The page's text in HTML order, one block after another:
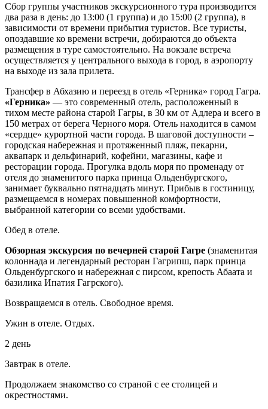
Сбор группы участников экскурсионного тура производится
два раза в день: до 13:00 (1 группа) и до 15:00 (2 группа), в
зависимости от времени прибытия туристов. Все туристы,
опоздавшие ко времени встречи, добираются до объекта
размещения в туре самостоятельно. На вокзале встреча
осуществляется у центрального выхода в город, в аэропорту
на выходе из зала прилета.
Трансфер в Абхазию и переезд в отель «Герника» город Гагра.
«Герника» — это современный отель, расположенный в
тихом месте района старой Гагры, в 30 км от Адлера и всего в
150 метрах от берега Черного моря. Отель находится в самом
«сердце» курортной части города. В шаговой доступности –
городская набережная и протяженный пляж, пекарни,
аквапарк и дельфинарий, кофейни, магазины, кафе и
ресторации города. Прогулка вдоль моря по променаду от
отеля до знаменитого парка принца Ольденбургского,
занимает буквально пятнадцать минут. Прибыв в гостиницу,
размещаемся в номерах повышенной комфортности,
выбранной категории со всеми удобствами.
Обед в отеле.
Обзорная экскурсия по вечерней старой Гагре (знаменитая
колоннада и легендарный ресторан Гагрипш, парк принца
Ольденбургского и набережная с пирсом, крепость Абаата и
базилика Ипатия Гагрского).
Возвращаемся в отель. Свободное время.
Ужин в отеле. Отдых.
2 день
Завтрак в отеле.
Продолжаем знакомство со страной с ее столицей и
окрестностями.